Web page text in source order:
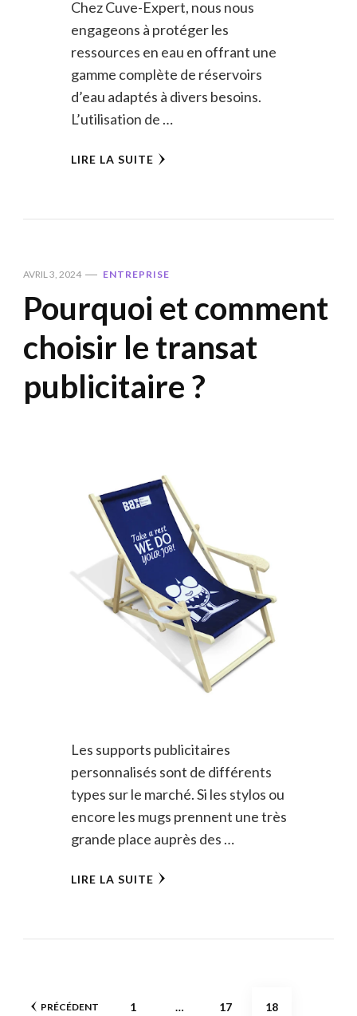
Chez Cuve-Expert, nous nous
engageons à protéger les
ressources en eau en offrant une
gamme complète de réservoirs
d’eau adaptés à divers besoins.
L’utilisation de …
LIRE LA SUITE
AVRIL 3, 2024 ENTREPRISE
Pourquoi et comment
choisir le transat
publicitaire ?
Les supports publicitaires
personnalisés sont de différents
types sur le marché. Si les stylos ou
encore les mugs prennent une très
grande place auprès des …
LIRE LA SUITE
Pagination
PRÉCÉDENT PAGE
1 … PAGE
17 PAGE
18